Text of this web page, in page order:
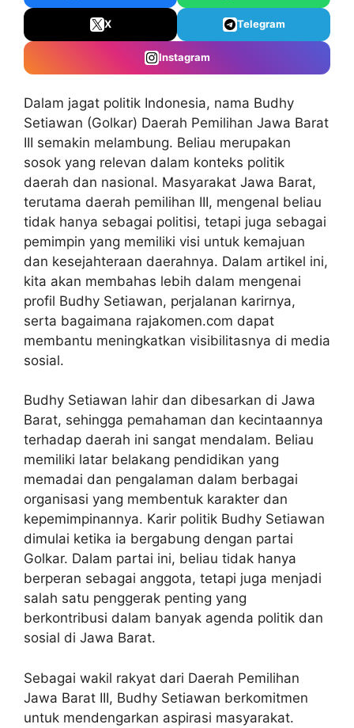
X Telegram
Instagram
Dalam jagat politik Indonesia, nama Budhy
Setiawan (Golkar) Daerah Pemilihan Jawa Barat
III semakin melambung. Beliau merupakan
sosok yang relevan dalam konteks politik
daerah dan nasional. Masyarakat Jawa Barat,
terutama daerah pemilihan III, mengenal beliau
tidak hanya sebagai politisi, tetapi juga sebagai
pemimpin yang memiliki visi untuk kemajuan
dan kesejahteraan daerahnya. Dalam artikel ini,
kita akan membahas lebih dalam mengenai
profil Budhy Setiawan, perjalanan karirnya,
serta bagaimana rajakomen.com dapat
membantu meningkatkan visibilitasnya di media
sosial.
Budhy Setiawan lahir dan dibesarkan di Jawa
Barat, sehingga pemahaman dan kecintaannya
terhadap daerah ini sangat mendalam. Beliau
memiliki latar belakang pendidikan yang
memadai dan pengalaman dalam berbagai
organisasi yang membentuk karakter dan
kepemimpinannya. Karir politik Budhy Setiawan
dimulai ketika ia bergabung dengan partai
Golkar. Dalam partai ini, beliau tidak hanya
berperan sebagai anggota, tetapi juga menjadi
salah satu penggerak penting yang
berkontribusi dalam banyak agenda politik dan
sosial di Jawa Barat.
Sebagai wakil rakyat dari Daerah Pemilihan
Jawa Barat III, Budhy Setiawan berkomitmen
untuk mendengarkan aspirasi masyarakat.